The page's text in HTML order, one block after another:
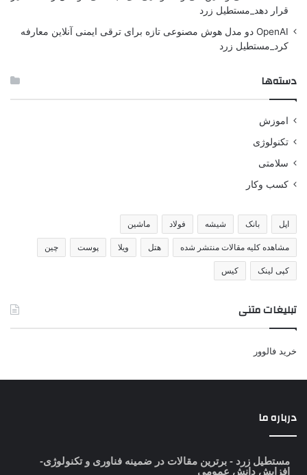
قرار دهد_مستطیل زرد
OpenAI دو مدل هوش مصنوعی تازه برای ترقی ایمنی آنلاین معارفه
کرد_مستطیل زرد
دسته‌ها
اموزش
تکنولوژی
سلامتی
کسب وکار
اپل بانک شیشه فولاد ماشین
مشاهده کلیه مقالات منتشر شده هتل ویلا پوست چین
کپی لینک کیس
تبلیغات متنی
خرید فالوور
درباره ما
مستطیل زرد - برترین مقالات در ضمینه فناوری و تکنولوژی-
افزایش دانش عمومی